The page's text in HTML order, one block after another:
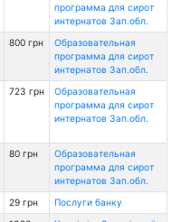
программа для сирот
интернатов Зап.обл.
800 грн
Образовательная
программа для сирот
интернатов Зап.обл.
723 грн
Образовательная
программа для сирот
интернатов Зап.обл.
80 грн
Образовательная
программа для сирот
интернатов Зап.обл.
29 грн Послуги банку